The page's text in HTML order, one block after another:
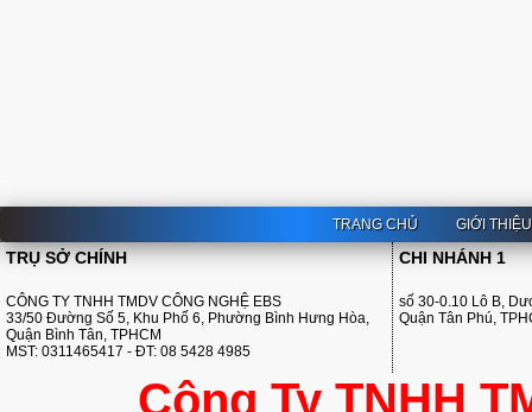
TRANG CHỦ GIỚI THIỆU
TRỤ SỞ CHÍNH
CÔNG TY TNHH TMDV CÔNG NGHỆ EBS
33/50 Đường Số 5, Khu Phố 6, Phường Bình Hưng Hòa,
Quận Bình Tân, TPHCM
MST: 0311465417 - ĐT: 08 5428 4985
CHI NHÁNH 1
số 30-0.10 Lô B,
Quận Tân Phú,
Công Ty TNHH